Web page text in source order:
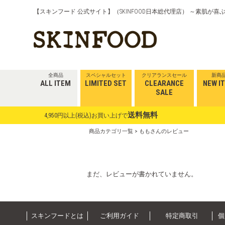
【スキンフード 公式サイト】（SKINFOOD日本総代理店） ～素肌が
全商品
ALL ITEM
スペシャルセット
LIMITED SET
クリアランスセール
CLEARANCE
SALE
新商
NEW
4,950円以上(税込)お買い上げで送料無料
商品カテゴリ一覧 > ももさんのレビュー
まだ、レビューが書かれていません。
スキンフードとは ご利用ガイド 特定商取引